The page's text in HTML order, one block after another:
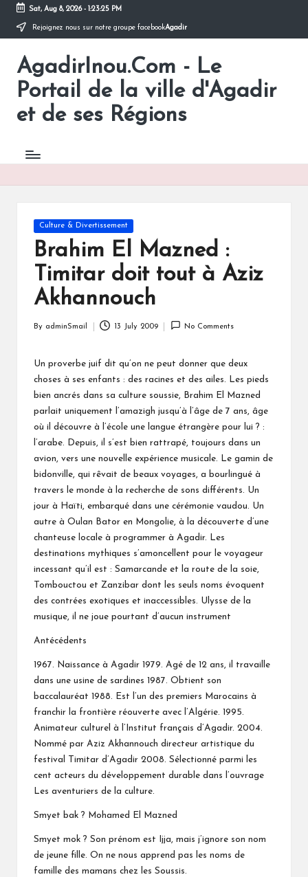
Skip
content
Sat, Aug 8, 2026- 1:23:25 PM
Rejoignez nous sur notre groupe facebookAgadir
AgadirInou.Com - Le
Portail de la ville d'Agadir
et de ses Régions
Toute
l'actualité
ville
en
un
Posted
in
Culture & Divertissement
Brahim El Mazned :
Timitar doit tout à Aziz
Akhannouch
By adminSmail 13 July 2009 No Comments
Un proverbe juif dit qu’on ne peut donner que deux
choses à ses enfants : des racines et des ailes. Les pieds
bien ancrés dans sa culture soussie, Brahim El Mazned
parlait uniquement l’amazigh jusqu’à l’âge de 7 ans, âge
où il découvre à l’école une langue étrangère pour lui ? :
l’arabe. Depuis, il s’est bien rattrapé, toujours dans un
avion, vers une nouvelle expérience musicale. Le gamin de
bidonville, qui rêvait de beaux voyages, a bourlingué à
travers le monde à la recherche de sons différents. Un
jour à Haïti, embarqué dans une cérémonie vaudou. Un
autre à Oulan Bator en Mongolie, à la découverte d’une
chanteuse locale à programmer à Agadir. Les
destinations mythiques s’amoncellent pour le voyageur
incessant qu’il est : Samarcande et la route de la soie,
Tombouctou et Zanzibar dont les seuls noms évoquent
des contrées exotiques et inaccessibles. Ulysse de la
musique, il ne joue pourtant d’aucun instrument
Antécédents
1967. Naissance à Agadir 1979. Agé de 12 ans, il travaille
dans une usine de sardines 1987. Obtient son
baccalauréat 1988. Est l’un des premiers Marocains à
franchir la frontière réouverte avec l’Algérie. 1995.
Animateur culturel à l’Institut français d’Agadir. 2004.
Nommé par Aziz Akhannouch directeur artistique du
festival Timitar d’Agadir 2008. Sélectionné parmi les
cent acteurs du développement durable dans l’ouvrage
Les aventuriers de la culture.
Smyet bak ? Mohamed El Mazned
Smyet mok ? Son prénom est Ijja, mais j’ignore son nom
de jeune fille. On ne nous apprend pas les noms de
famille des mamans chez les Soussis.